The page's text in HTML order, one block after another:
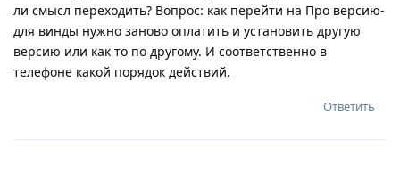
ли смысл переходить? Вопрос: как перейти на Про версию-
для винды нужно заново оплатить и установить другую
версию или как то по другому. И соответственно в
телефоне какой порядок действий.
Ответить